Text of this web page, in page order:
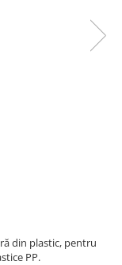
din plastic, pentru
PP.